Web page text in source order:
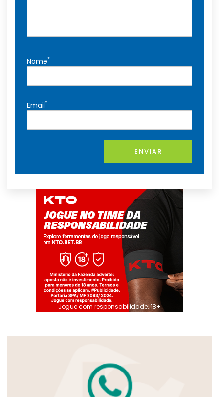
Nome*
Email*
ENVIAR
Jogue com responsabilidade. 18+